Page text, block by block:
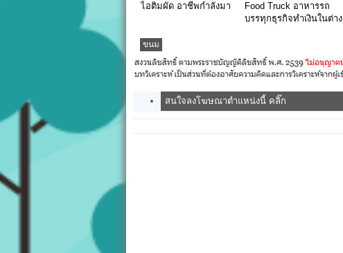
ไอติมผัด อาชีพกำลังมา
Food Truck อาหารรถ
บรรทุกธุรกิจทำเงินในต่าง
ขนม
สนใจลงโฆษณาตำแหน่งนี้ คลิ๊ก